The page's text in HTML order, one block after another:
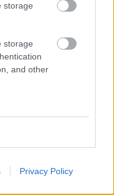
storage
storage
and other
Privacy Policy